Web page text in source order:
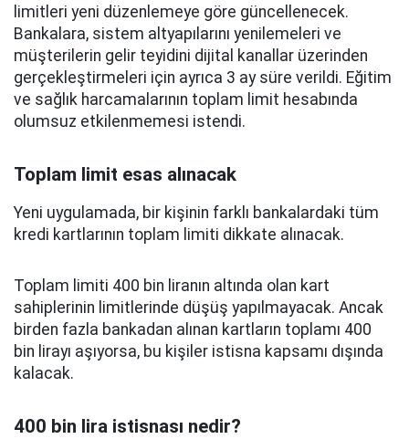
limitleri yeni düzenlemeye göre güncellenecek.
Bankalara, sistem altyapılarını yenilemeleri ve
müşterilerin gelir teyidini dijital kanallar üzerinden
gerçekleştirmeleri için ayrıca 3 ay süre verildi. Eğitim
ve sağlık harcamalarının toplam limit hesabında
olumsuz etkilenmemesi istendi.
Toplam limit esas alınacak
Yeni uygulamada, bir kişinin farklı bankalardaki tüm
kredi kartlarının toplam limiti dikkate alınacak.
Toplam limiti 400 bin liranın altında olan kart
sahiplerinin limitlerinde düşüş yapılmayacak. Ancak
birden fazla bankadan alınan kartların toplamı 400
bin lirayı aşıyorsa, bu kişiler istisna kapsamı dışında
kalacak.
400 bin lira istisnası nedir?